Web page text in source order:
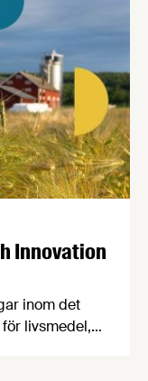
Innovation
inom det
livsmedel,